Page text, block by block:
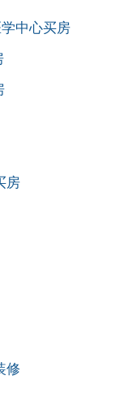
中心买房
房
修